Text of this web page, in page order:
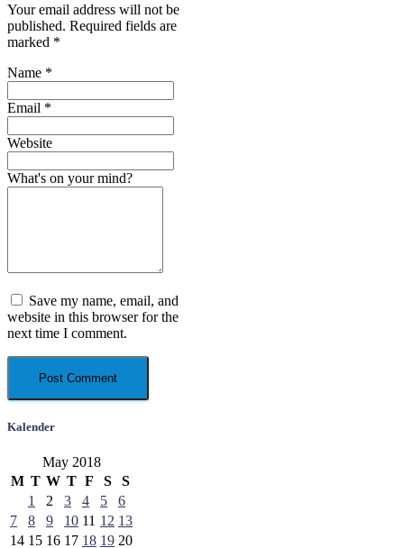
Your email address will not be
published. Required fields are
marked *
Name *
Email *
Website
What's on your mind?
Save my name, email, and
website in this browser for the
next time I comment.
Kalender
May 2018
M T W T F S
S
1
2 3 4 5
6
7
8 9 10 11 12 13
14 15 16 17 18 19 20